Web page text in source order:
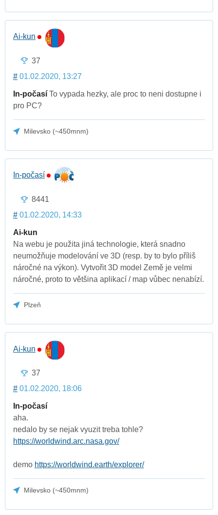
Ai-kun
37
# 01.02.2020, 13:27
In-počasí To vypada hezky, ale proc to neni dostupne i
pro PC?
Milevsko (~450mnm)
In-počasí
8441
# 01.02.2020, 14:33
Ai-kun
Na webu je použita jiná technologie, která snadno
neumožňuje modelování ve 3D (resp. by to bylo příliš
náročné na výkon). Vytvořit 3D model Země je velmi
náročné, proto to většina aplikací / map vůbec nenabízí.
Plzeň
Ai-kun
37
# 01.02.2020, 18:06
In-počasí
aha.
nedalo by se nejak vyuzit treba tohle?
https://worldwind.arc.nasa.gov/
demo https://worldwind.earth/explorer/
Milevsko (~450mnm)